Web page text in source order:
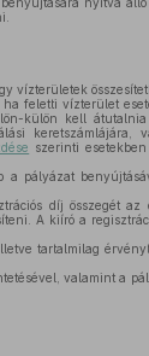
vízterületek
feletti vízterület
külön kell
keretszámlájára,
szerinti
a pályázat
díj összegét az
A kiíró a
tartalmilag
valamint a